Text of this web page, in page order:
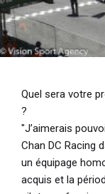
Quel sera votre
?
"J’aimerais
Chan DC Racing
un équipage
acquis et la